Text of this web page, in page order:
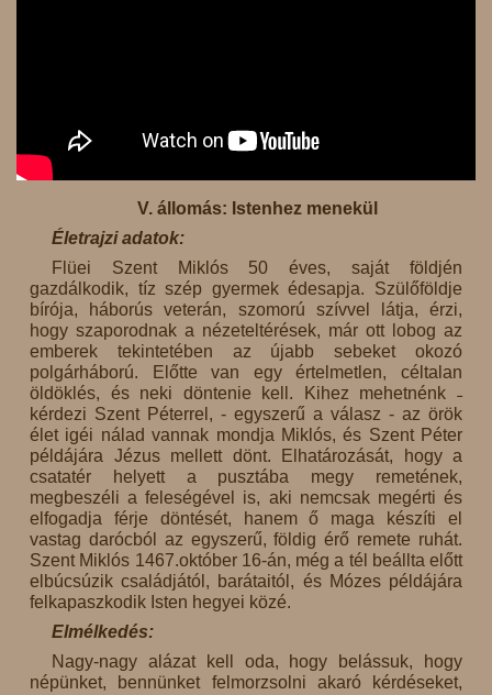
V. állomás: Istenhez menekül
Életrajzi adatok:
Flüei Szent Miklós 50 éves, saját földjén
gazdálkodik, tíz szép gyermek édesapja. Szülőföldje
bírója, háborús veterán, szomorú szívvel látja, érzi,
hogy szaporodnak a nézeteltérések, már ott lobog az
emberek tekintetében az újabb sebeket okozó
polgárháború. Előtte van egy értelmetlen, céltalan
öldöklés, és neki döntenie kell. Kihez mehetnénk ˗
kérdezi Szent Péterrel, - egyszerű a válasz - az örök
élet igéi nálad vannak mondja Miklós, és Szent Péter
példájára Jézus mellett dönt. Elhatározását, hogy a
csatatér helyett a pusztába megy remetének,
megbeszéli a feleségével is, aki nemcsak megérti és
elfogadja férje döntését, hanem ő maga készíti el
vastag darócból az egyszerű, földig érő remete ruhát.
Szent Miklós 1467.október 16-án, még a tél beállta előtt
elbúcsúzik családjától, barátaitól, és Mózes példájára
felkapaszkodik Isten hegyei közé.
Elmélkedés:
Nagy-nagy alázat kell oda, hogy belássuk, hogy
népünket, bennünket felmorzsolni akaró kérdéseket,